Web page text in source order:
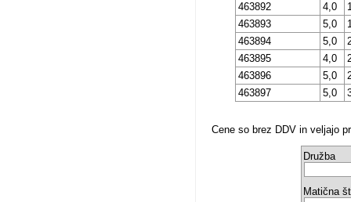
463892
4,0
463893
5,0
463894
5,0
463895
4,0
463896
5,0
463897
5,0
Cene so brez DDV in veljajo
Družba
Matična